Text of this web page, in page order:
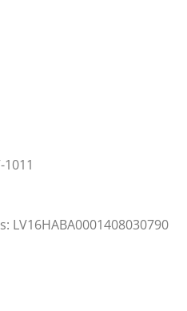
LV16HABA0001408030790